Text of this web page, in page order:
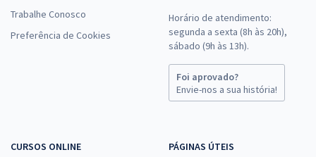
Trabalhe Conosco
Preferência de Cookies
Horário de atendimento:
segunda a sexta (8h às 20h),
sábado (9h às 13h).
Foi aprovado?
Envie-nos a sua história!
CURSOS ONLINE PÁGINAS ÚTEIS